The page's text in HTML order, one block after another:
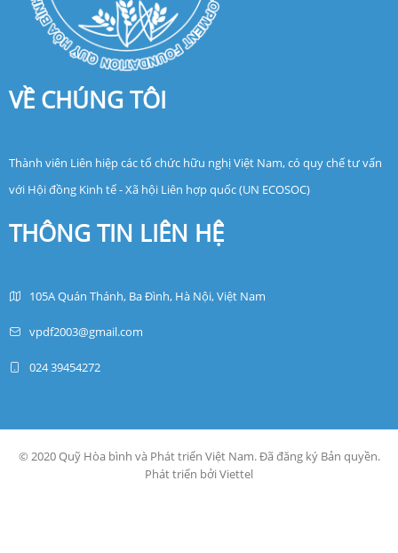
VỀ CHÚNG TÔI
Thành viên Liên hiệp các tổ chức hữu nghị Việt Nam, có quy chế tư vấn
với Hội đồng Kinh tế - Xã hội Liên hợp quốc (UN ECOSOC)
THÔNG TIN LIÊN HỆ
105A Quán Thánh, Ba Đình, Hà Nội, Việt Nam
vpdf2003@gmail.com
024 39454272
© 2020 Quỹ Hòa bình và Phát triển Việt Nam. Đã đăng ký Bản quyền.
Phát triển bởi Viettel